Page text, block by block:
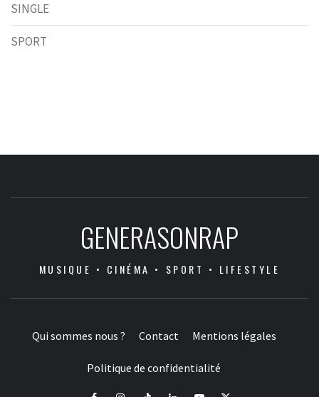
SINGLE
SPORT
GENERASONRAP
MUSIQUE • CINÉMA • SPORT • LIFESTYLE
Qui sommes nous ? Contact Mentions légales
Politique de confidentialité